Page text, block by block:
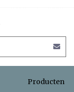
Producten